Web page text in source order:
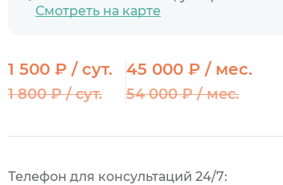
Смотреть на карте
1 500 ₽ / сут.
1 800 ₽ / сут.
45 000 ₽ / мес.
54 000 ₽ / мес.
Телефон для консультаций 24/7: